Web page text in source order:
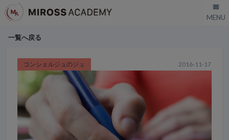
一覧へ戻る
2016-11-17
コンシェルジュのジュ